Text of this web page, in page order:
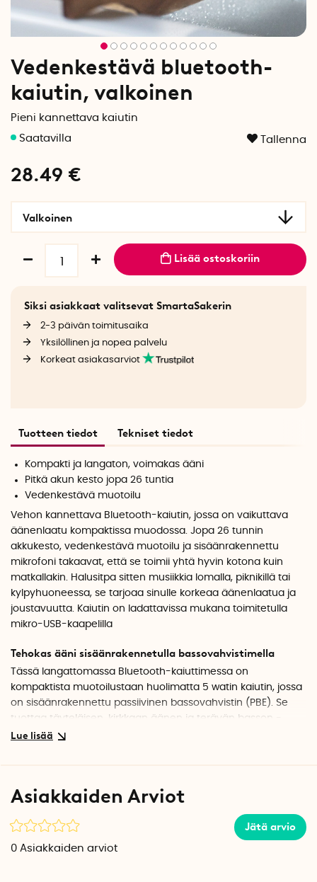
Vedenkestävä bluetooth-
kaiutin, valkoinen
Pieni kannettava kaiutin
Tallenna
28.49 €
Valkoinen
Lisää ostoskoriin
Siksi asiakkaat valitsevat SmartaSakerin
2-3 päivän toimitusaika
Yksilöllinen ja nopea palvelu
Korkeat asiakasarviot
Tuotteen tiedot Tekniset tiedot
Kompakti ja langaton, voimakas ääni
Pitkä akun kesto jopa 26 tuntia
Vedenkestävä muotoilu
Vehon kannettava Bluetooth-kaiutin, jossa on vaikuttava
äänenlaatu kompaktissa muodossa. Jopa 26 tunnin
akkukesto, vedenkestävä muotoilu ja sisäänrakennettu
mikrofoni takaavat, että se toimii yhtä hyvin kotona kuin
matkallakin. Halusitpa sitten musiikkia lomalla, piknikillä tai
kylpyhuoneessa, se tarjoaa sinulle korkeaa äänenlaatua ja
joustavuutta. Kaiutin on ladattavissa mukana toimitetulla
mikro-USB-kaapelilla
Tehokas ääni sisäänrakennetulla bassovahvistimella
Tässä langattomassa Bluetooth-kaiuttimessa on
kompaktista muotoilustaan huolimatta 5 watin kaiutin, jossa
on sisäänrakennettu passiivinen bassovahvistin (PBE). Se
tuottaa täyteläisen, kirkkaan äänen ja terävän basson -
täydellinen kaikkeen podcasteista raskaaseen
Bluetooth-kaiutin on IPX4-luokiteltu, mikä tarkoittaa, että se
kestää vesiroiskeet kaikista suunnista. Tämä tarkoittaa, että
voit käyttää kaiutinta ulkona kevyessä sateessa tai sijoittaa
sen hyllylle suihkussa, jossa se voi altistua kevyille
Asiakkaiden Arviot
Jätä arvio
0 Asiakkaiden arviot